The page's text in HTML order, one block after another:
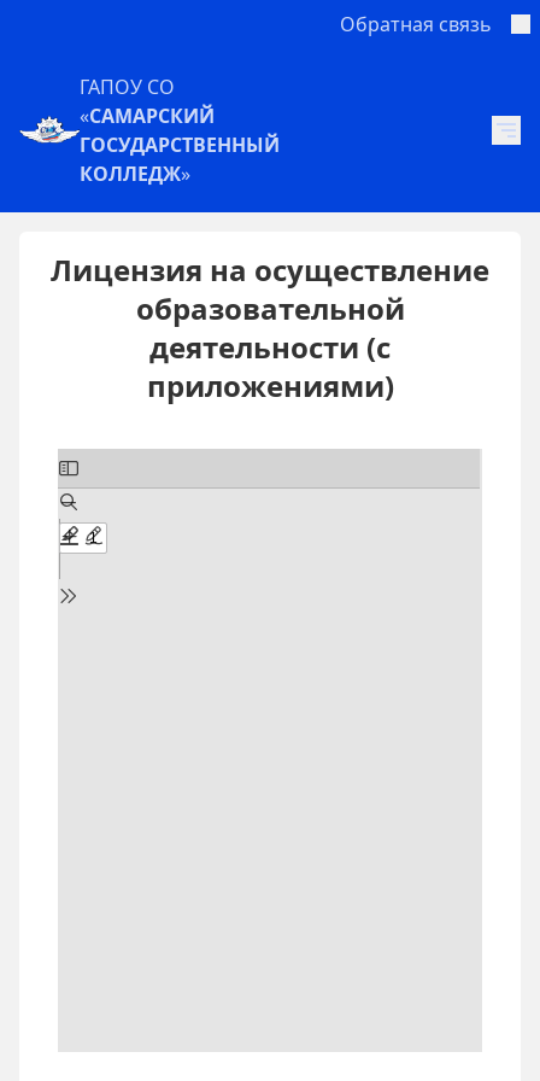
Обратная связь
ГАПОУ СО
«САМАРСКИЙ
ГОСУДАРСТВЕННЫЙ
КОЛЛЕДЖ»
Лицензия на осуществление
образовательной
деятельности (с
приложениями)